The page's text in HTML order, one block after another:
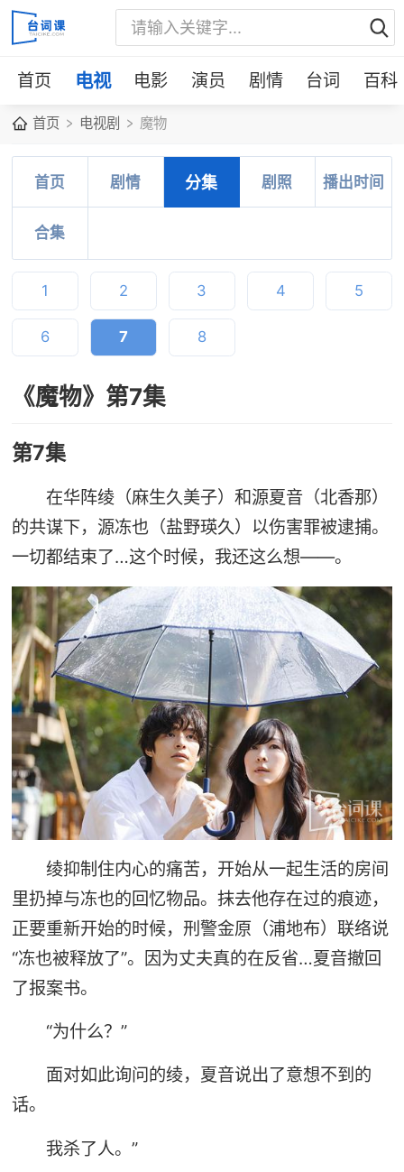
首页 电视 电影 演员 剧情 台词 百科
首页 电视剧 魔物
首页 剧情 分集 剧照 播出时间
合集
1 2 3 4 5
6 7 8
《魔物》第7集
第7集
在华阵绫（麻生久美子）和源夏音（北香那）
的共谋下，源冻也（盐野瑛久）以伤害罪被逮捕。
一切都结束了…这个时候，我还这么想——。
绫抑制住内心的痛苦，开始从一起生活的房间
里扔掉与冻也的回忆物品。抹去他存在过的痕迹，
正要重新开始的时候，刑警金原（浦地布）联络说
“冻也被释放了”。因为丈夫真的在反省…夏音撤回
了报案书。
“为什么？”
面对如此询问的绫，夏音说出了意想不到的
话。
我杀了人。”